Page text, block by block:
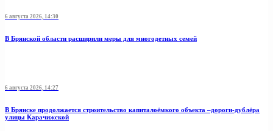
6 августа 2026, 14:30
В Брянской области расширили меры для многодетных семей
6 августа 2026, 14:27
В Брянске продолжается строительство капиталоёмкого объекта –дороги-дублёра
улицы Карачижской